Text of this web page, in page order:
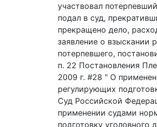
участвовал
подал в суд,
прекращено дело,
заявление о взыскании
потерпевшего,
п. 22 Постановления
2009 г. #28 " О
регулирующих
Суд Российской
применении судами
подготовку уголовного